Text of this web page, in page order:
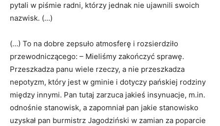
pytali w piśmie radni, którzy jednak nie ujawnili swoich
nazwisk. (…)
(…) To na dobre zepsuło atmosferę i rozsierdziło
przewodniczącego: – Mieliśmy zakończyć sprawę.
Przeszkadza panu wiele rzeczy, a nie przeszkadza
nepotyzm, który jest w gminie i dotyczy pańskiej rodziny
między innymi. Pan tutaj zarzuca jakieś insynuacje, m.in.
odnośnie stanowisk, a zapomniał pan jakie stanowisko
uzyskał pan burmistrz Jagodziński w zamian za poparcie